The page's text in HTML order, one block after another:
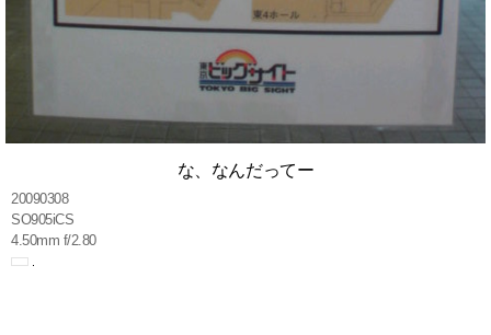
な、なんだってー
20090308
SO905iCS
4.50mm f/2.80